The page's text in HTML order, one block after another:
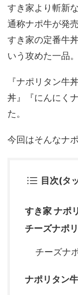
すき家より斬新
通称ナポ牛が発売
すき家の定番牛
いう攻めた一品。
『ナポリタン牛
丼』『にんにく
た。
今回はそんなナ
目次(タ
すき家 ナポ
チーズナポ
チーズナ
ナポリタン